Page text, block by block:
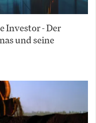
Investor - Der
und seine